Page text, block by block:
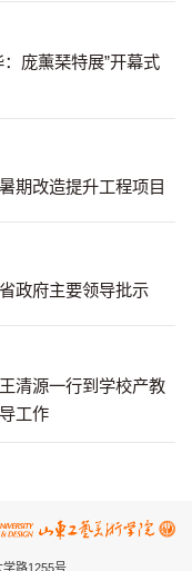
庞薰琹特展”开幕式
期改造提升工程项目
政府主要领导批示
清源一行到学校产教
工作
路1255号